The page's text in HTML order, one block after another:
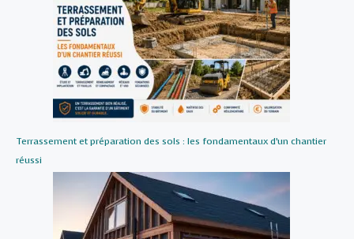
Terrassement et préparation des sols : les fondamentaux d’un chantier
réussi